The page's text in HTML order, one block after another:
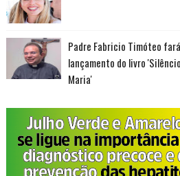
Padre Fabricio Timóteo
lançamento do livro
Maria'